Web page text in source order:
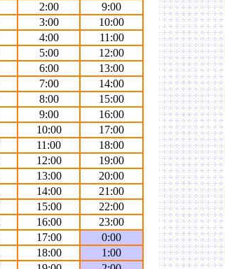
2:00
9:00
3:00
10:00
4:00
11:00
5:00
12:00
6:00
13:00
7:00
14:00
8:00
15:00
9:00
16:00
10:00
17:00
11:00
18:00
12:00
19:00
13:00
20:00
14:00
21:00
15:00
22:00
16:00
23:00
17:00
0:00
18:00
1:00